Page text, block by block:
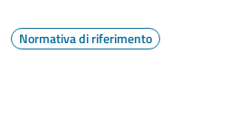
Normativa di riferimento